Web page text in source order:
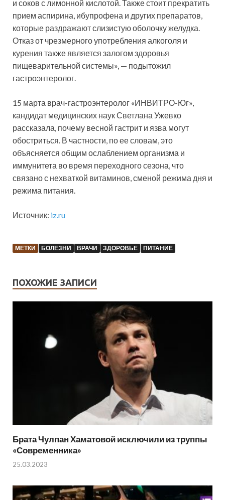
и соков с лимонной кислотой. Также стоит прекратить
прием аспирина, ибупрофена и других препаратов,
которые раздражают слизистую оболочку желудка.
Отказ от чрезмерного употребления алкоголя и
курения также является залогом здоровья
пищеварительной системы», — подытожил
гастроэнтеролог.
15 марта врач-гастроэнтеролог «ИНВИТРО-Юг»,
кандидат медицинских наук Светлана Ужевко
рассказала, почему весной гастрит и язва могут
обостриться. В частности, по ее словам, это
объясняется общим ослаблением организма и
иммунитета во время переходного сезона, что
связано с нехваткой витаминов, сменой режима дня и
режима питания.
Источник: iz.ru
МЕТКИ БОЛЕЗНИ ВРАЧИ ЗДОРОВЬЕ ПИТАНИЕ
ПОХОЖИЕ ЗАПИСИ
Брата Чулпан Хаматовой исключили из труппы
«Современника»
25.03.2023